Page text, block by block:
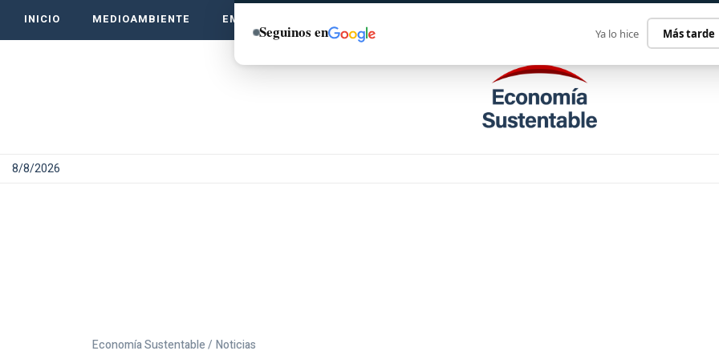
INICIO MEDIOAMBIENTE EMPRENDE VERDE
8/8/2026
Economía Sustentable / Noticias
Seguinos en Ya lo hice Más tarde